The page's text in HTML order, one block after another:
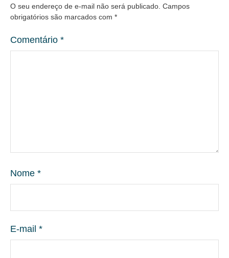
O seu endereço de e-mail não será publicado. Campos
obrigatórios são marcados com *
Comentário *
Nome *
E-mail *